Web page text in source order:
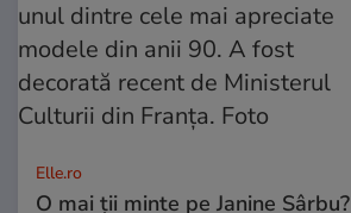
Elle.ro
O mai ții minte pe Janine Sârbu?